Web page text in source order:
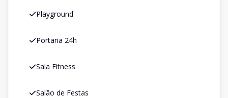
Playground
Portaria 24h
Sala Fitness
Salão de Festas